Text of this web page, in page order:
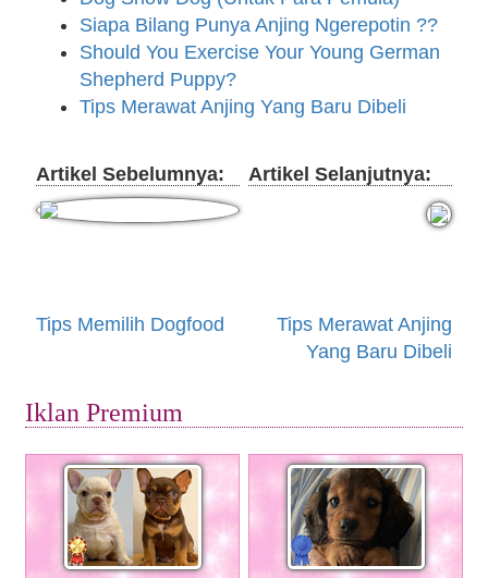
Siapa Bilang Punya Anjing Ngerepotin ??
Should You Exercise Your Young German
Shepherd Puppy?
Tips Merawat Anjing Yang Baru Dibeli
Artikel Sebelumnya:
Tips Memilih Dogfood
Artikel Selanjutnya:
Tips Merawat Anjing
Yang Baru Dibeli
Iklan Premium